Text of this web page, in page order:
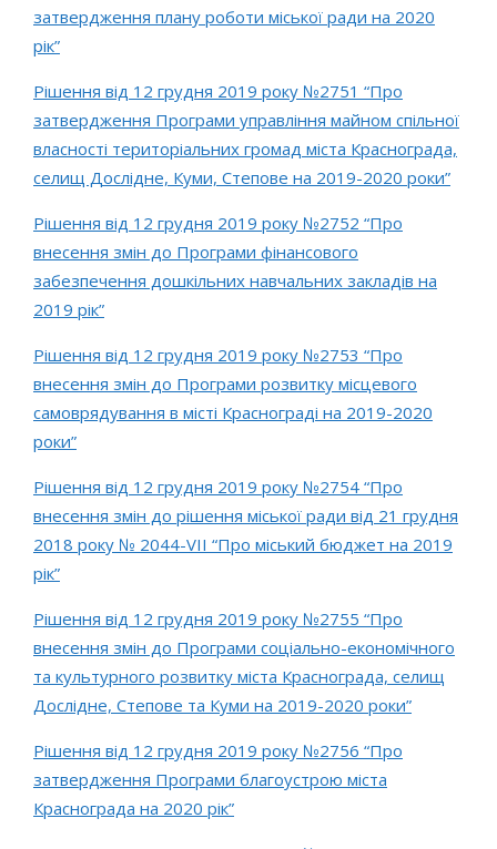
затвердження плану роботи міської ради на 2020
рік”
Рішення від 12 грудня 2019 року №2751 “Про
затвердження Програми управління майном спільної
власності територіальних громад міста Краснограда,
селищ Дослідне, Куми, Степове на 2019-2020 роки”
Рішення від 12 грудня 2019 року №2752 “Про
внесення змін до Програми фінансового
забезпечення дошкільних навчальних закладів на
2019 рік”
Рішення від 12 грудня 2019 року №2753 “Про
внесення змін до Програми розвитку місцевого
самоврядування в місті Краснограді на 2019-2020
роки”
Рішення від 12 грудня 2019 року №2754 “Про
внесення змін до рішення міської ради від 21 грудня
2018 року № 2044-VIІ “Про міський бюджет на 2019
рік”
Рішення від 12 грудня 2019 року №2755 “Про
внесення змін до Програми соціально-економічного
та культурного розвитку міста Краснограда, селищ
Дослідне, Степове та Куми на 2019-2020 роки”
Рішення від 12 грудня 2019 року №2756 “Про
затвердження Програми благоустрою міста
Краснограда на 2020 рік”